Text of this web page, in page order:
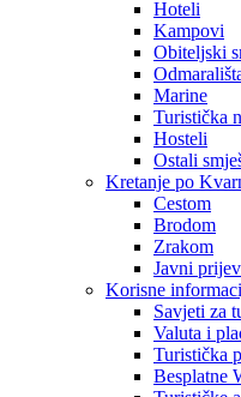
Hoteli
Kampovi
Obiteljski
Marine
Turistička
Hosteli
Ostali
Kretanje po
Cestom
Brodom
Zrakom
Javni
Korisne
Savjeti za
Valuta i
Turistička
Besplatne